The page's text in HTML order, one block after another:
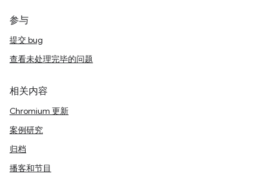
参与
提交 bug
查看未处理完毕的问题
相关内容
Chromium 更新
案例研究
归档
播客和节目